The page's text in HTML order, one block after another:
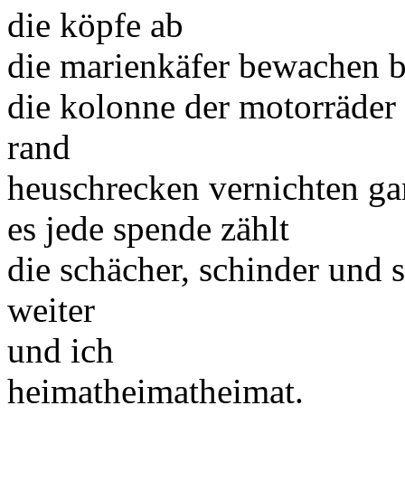
die köpfe ab
die marienkäfer bewachen
die kolonne der
rand
heuschrecken vernichten
es jede spende zählt
die schächer, schinder und
weiter
und ich
heimatheimatheimat.